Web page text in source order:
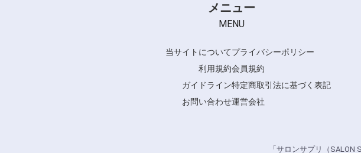
メニュー
MENU
当サイトについてプライバシーポリシー
利用規約会員規約
ガイドライン特定商取引法に基づく表記
お問い合わせ運営会社
「サロンサプリ（SALON